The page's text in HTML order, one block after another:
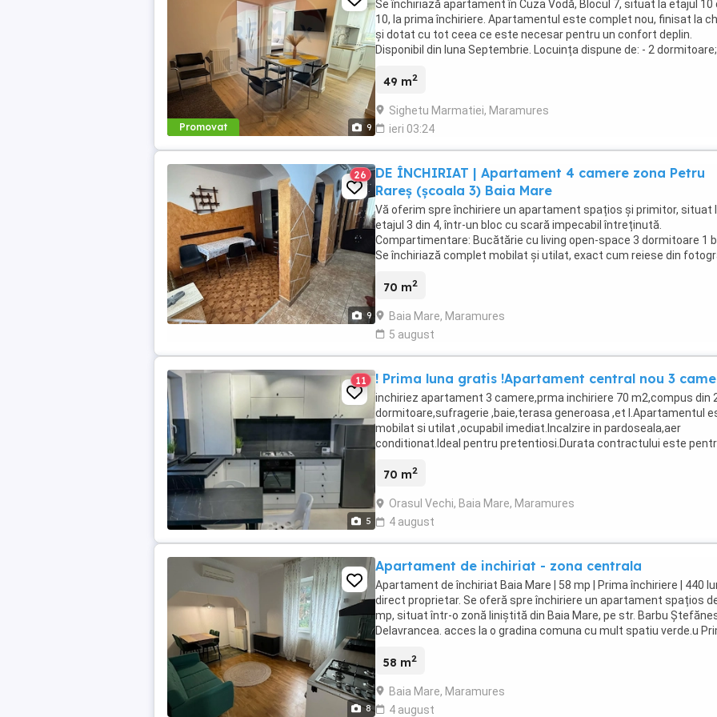
Promovat 9
Se închiriază apartament în Cuza Vodă, Blocul 7, situat la etajul 10
10, la prima închiriere. Apartamentul este complet nou, finisat la
și dotat cu tot ceea ce este necesar pentru un confort deplin.
Disponibil din luna Septembrie. Locuința dispune de: - 2
49 m2
Sighetu Marmatiei, Maramures
ieri 03:24
9
26
DE ÎNCHIRIAT | Apartament 4 camere zona Petru
Rareș (școala 3) Baia Mare
Vă oferim spre închiriere un apartament spațios și primitor, situat
etajul 3 din 4, într-un bloc cu scară impecabil întreținută.
Compartimentare: Bucătărie cu living open-space 3 dormitoare 1
Se închiriază complet mobilat și utilat, exact cum reiese din
70 m2
Baia Mare, Maramures
5 august
5
11 ! Prima luna gratis !Apartament central nou 3
inchiriez apartament 3 camere,prma inchiriere 70 m2,compus din
dormitoare,sufragerie ,baie,terasa generoasa ,et l.Apartamentul
mobilat si utilat ,ocupabil imediat.Incalzire in pardoseala,aer
conditionat.Ideal pentru pretentiosi.Durata contractului este
70 m2
Orasul Vechi, Baia Mare, Maramures
4 august
8
Apartament de inchiriat - zona centrala
Apartament de închiriat Baia Mare | 58 mp | Prima închiriere | 440
direct proprietar. Se oferă spre închiriere un apartament spațios
mp, situat într-o zonă liniștită din Baia Mare, pe str. Barbu
Delavrancea. acces la o gradina comuna cu mult spatiu verde.u
58 m2
Baia Mare, Maramures
4 august